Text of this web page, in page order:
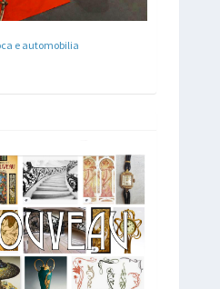
e automobilia